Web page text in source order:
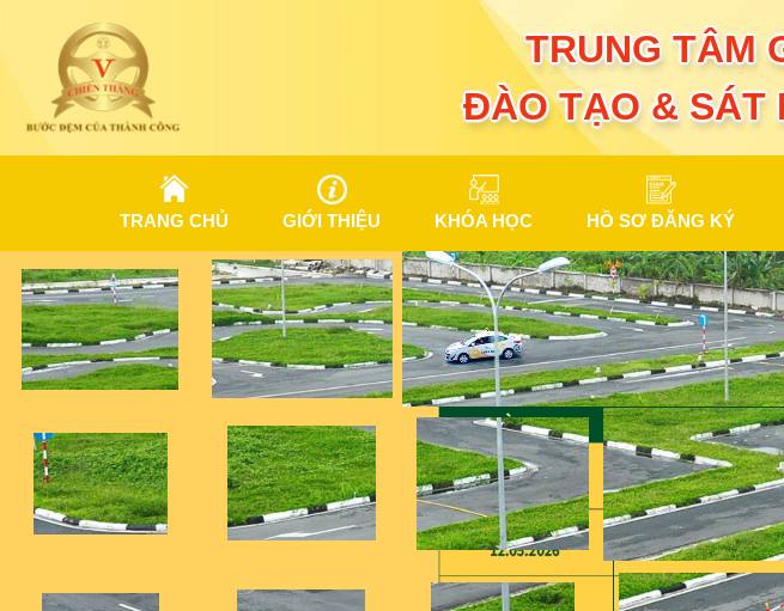
TRUNG TÂM
ĐÀO TẠO & SÁT
TRANG CHỦ GIỚI THIỆU KHÓA HỌC HỒ SƠ ĐĂNG KÝ